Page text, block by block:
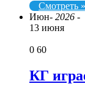
Смотреть »
Июн- 2026 -
13 июня
0 60
КГ